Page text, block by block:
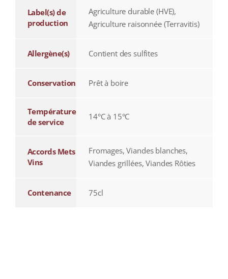
Label(s) de
production
Agriculture durable (HVE),
Agriculture raisonnée (Terravitis)
Allergène(s) Contient des sulfites
Conservation Prêt à boire
Température
de service
14°C à 15°C
Accords Mets
Vins
Fromages, Viandes blanches,
Viandes grillées, Viandes Rôties
Contenance 75cl